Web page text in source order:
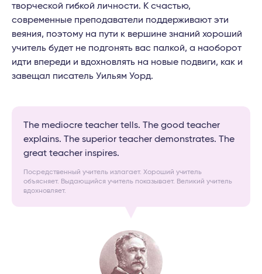
творческой гибкой личности. К счастью,
современные преподаватели поддерживают эти
веяния, поэтому на пути к вершине знаний хороший
учитель будет не подгонять вас палкой, а наоборот
идти впереди и вдохновлять на новые подвиги, как и
завещал писатель Уильям Уорд.
The mediocre teacher tells. The good teacher
explains. The superior teacher demonstrates. The
great teacher inspires.
Посредственный учитель излагает. Хороший учитель
объясняет. Выдающийся учитель показывает. Великий учитель
вдохновляет.